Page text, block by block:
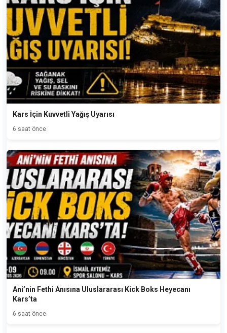
Kars İçin Kuvvetli Yağış Uyarısı
6 saat önce
Ani’nin Fethi Anısına Uluslararası Kick Boks Heyecanı
Kars’ta
6 saat önce